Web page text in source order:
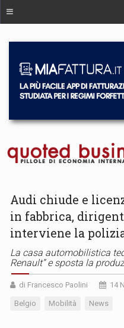
Audi chiude e
in fabbrica,
interviene la
La casa automobilistica
Renault” e sposta la
di Francesco Paolini 14
Belgio Mobilità News